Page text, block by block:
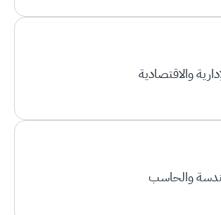
والاقتصادية
والحاسب